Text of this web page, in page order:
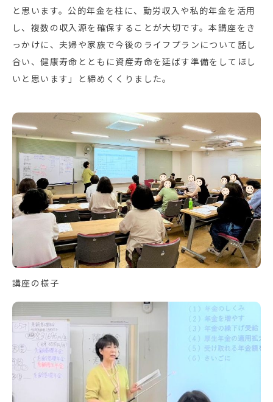
と思います。公的年金を柱に、勤労収入や私的年金を活用
し、複数の収入源を確保することが大切です。本講座をき
っかけに、夫婦や家族で今後のライフプランについて話し
合い、健康寿命とともに資産寿命を延ばす準備をしてほし
いと思います」と締めくくりました。
講座の様子